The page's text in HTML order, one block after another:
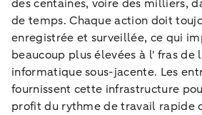
des centaines, voire des milliers,
de temps. Chaque action doit
enregistrée et surveillée, ce qui
beaucoup plus élevées à l' fras de
informatique sous-jacente. Les
fournissent cette infrastructure
profit du rythme de travail rapide